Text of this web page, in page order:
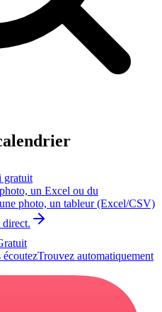
gratuit
un Excel ou du
photo, un tableur (Excel/CSV)
écoutezTrouvez automatiquement